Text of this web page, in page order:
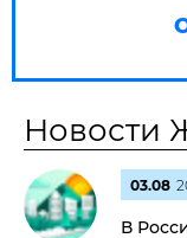
Новости
03.08
В